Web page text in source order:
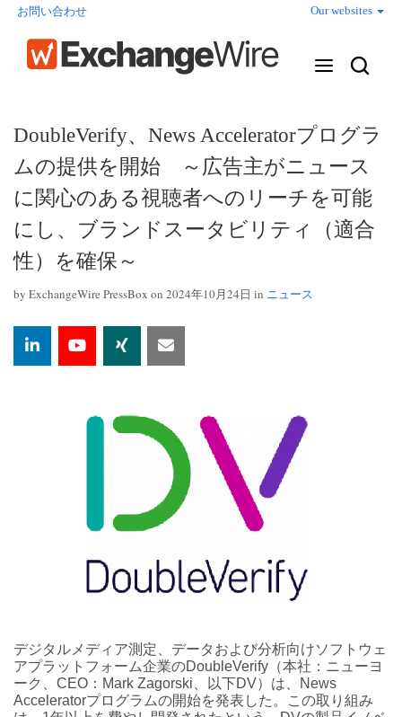
お問い合わせ Our websites
DoubleVerify、News Acceleratorプログラ
ムの提供を開始 ～広告主がニュース
に関心のある視聴者へのリーチを可能
にし、ブランドスータビリティ（適合
性）を確保～
by ExchangeWire PressBox on 2024年10月24日 in ニュース
デジタルメディア測定、データおよび分析向けソフトウェ
アプラットフォーム企業のDoubleVerify（本社：ニューヨ
ーク、CEO：Mark Zagorski、以下DV）は、News
Acceleratorプログラムの開始を発表した。この取り組み